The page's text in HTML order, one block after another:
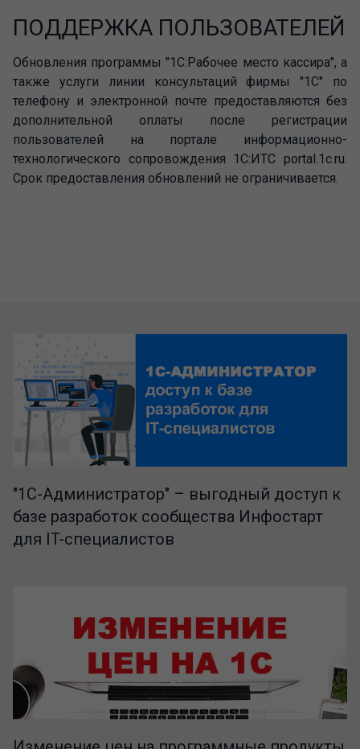
ПОДДЕРЖКА ПОЛЬЗОВАТЕЛЕЙ
Обновления программы "1С:Рабочее место кассира", а
также услуги линии консультаций фирмы "1С" по
телефону и электронной почте предоставляются без
дополнительной оплаты после регистрации
пользователей на портале информационно-
технологического сопровождения 1С:ИТС portal.1c.ru.
Срок предоставления обновлений не ограничивается.
"1C-Администратор" – выгодный доступ к
базе разработок сообщества Инфостарт
для IT-специалистов